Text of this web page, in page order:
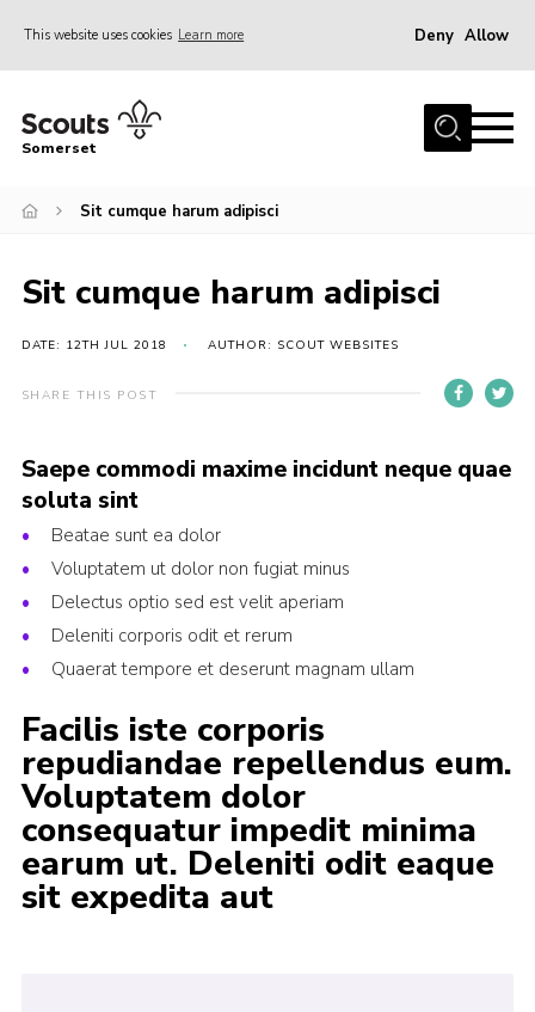
This website uses cookies Learn more Deny Allow
Home
Sections
Adult Learning
First Aid Training
Adult Support
Developing our next strategy
International
Events
Programme
Gallery
Cookies
Admin Login
Privacy Policy
Group Finder
Somerset
Sit cumque harum adipisci
Sit cumque harum adipisci
DATE: 12TH JUL 2018 AUTHOR: SCOUT WEBSITES
SHARE THIS POST
Saepe commodi maxime incidunt neque quae
soluta sint
Beatae sunt ea dolor
Voluptatem ut dolor non fugiat minus
Delectus optio sed est velit aperiam
Deleniti corporis odit et rerum
Quaerat tempore et deserunt magnam ullam
Facilis iste corporis
repudiandae repellendus eum.
Voluptatem dolor
consequatur impedit minima
earum ut. Deleniti odit eaque
sit expedita aut